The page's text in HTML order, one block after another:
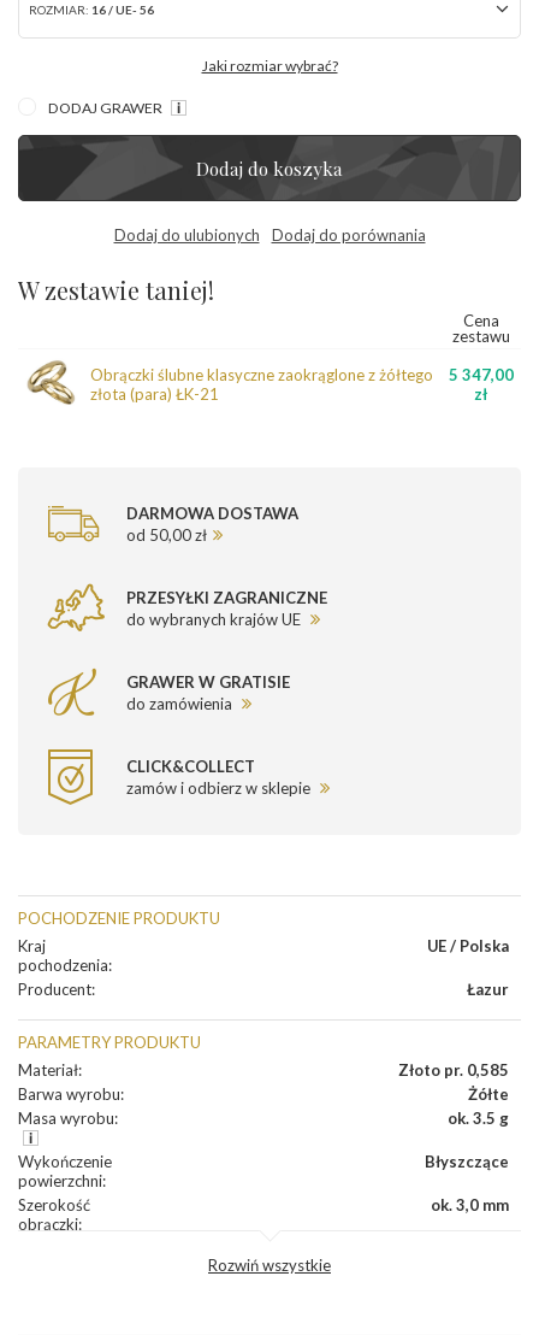
ROZMIAR: 16 / UE- 56
Jaki rozmiar wybrać?
DODAJ GRAWER
Dodaj do koszyka
Dodaj do ulubionych Dodaj do porównania
W zestawie taniej!
Cena
zestawu
Obrączki ślubne klasyczne zaokrąglone z żółtego
złota (para) ŁK-21
5 347,00
zł
DARMOWA DOSTAWA
od 50,00 zł
PRZESYŁKI ZAGRANICZNE
do wybranych krajów UE
GRAWER W GRATISIE
do zamówienia
CLICK&COLLECT
zamów i odbierz w sklepie
POCHODZENIE PRODUKTU
Kraj
pochodzenia:
UE / Polska
Producent: Łazur
PARAMETRY PRODUKTU
Materiał:
Złoto pr. 0,585
Barwa wyrobu:
Żółte
Masa wyrobu: ok. 3.5 g
Wykończenie
powierzchni:
Błyszczące
Szerokość
obrączki:
ok. 3,0 mm
Rozwiń wszystkie